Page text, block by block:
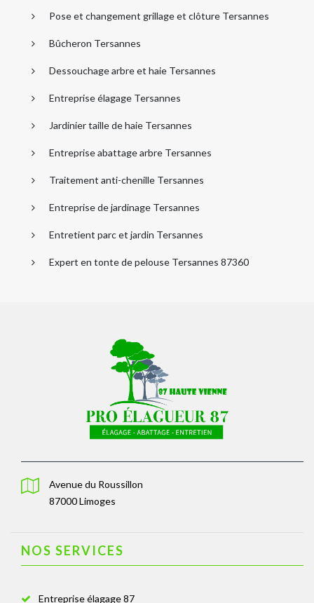
Pose et changement grillage et clôture Tersannes
Bûcheron Tersannes
Dessouchage arbre et haie Tersannes
Entreprise élagage Tersannes
Jardinier taille de haie Tersannes
Entreprise abattage arbre Tersannes
Traitement anti-chenille Tersannes
Entreprise de jardinage Tersannes
Entretient parc et jardin Tersannes
Expert en tonte de pelouse Tersannes 87360
Avenue du Roussillon
87000 Limoges
NOS SERVICES
Entreprise élagage 87